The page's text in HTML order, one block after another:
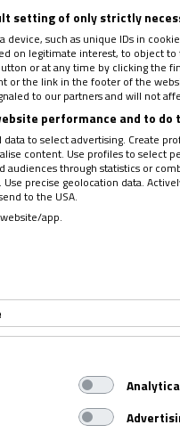
de panteísmo.
Chardin,
“La
aparente de
quedan
mundo, para
intensifica su
el matiz
sensación,
por la
nos permite
que el gran
de luz que
Jesús, sinotu
setting of only strictly
such as unique IDs in
on legitimate interest, to object
or at any time by clicking
or the link in the footer of the
to our partners and will not
performance and to do
to select advertising. Create
content. Use profiles to select
through statistics or
precise geolocation data.
to the USA.
app.